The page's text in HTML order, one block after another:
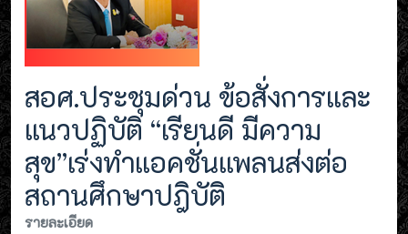
สอศ.ประชุมด่วน ข้อสั่งการและ
แนวปฏิบัติ “เรียนดี มีความ
สุข”เร่งทำแอคชั่นแพลนส่งต่อ
สถานศึกษาปฎิบัติ
รายละเอียด